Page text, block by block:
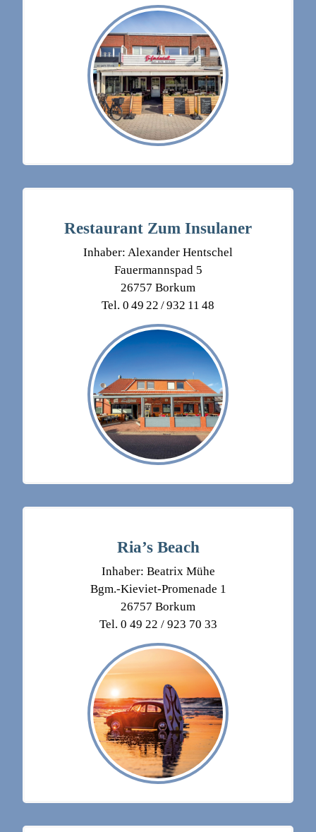
Restaurant Zum Insulaner
Inhaber: Alexander Hentschel
Fauermannspad 5
26757 Borkum
Tel. 0 49 22 / 932 11 48
Ria’s Beach
Inhaber: Beatrix Mühe
Bgm.-Kieviet-Promenade 1
26757 Borkum
Tel. 0 49 22 / 923 70 33